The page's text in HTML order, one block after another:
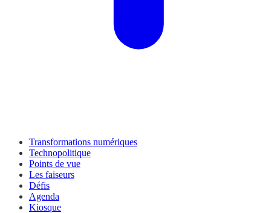
Transformations numériques
Technopolitique
Points de vue
Les faiseurs
Défis
Agenda
Kiosque